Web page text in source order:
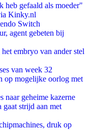
heb gefaald als moeder"
Kinky.nl
Switch
agent gebeten bij
embryo van ander stel
van week 32
op mogelijke oorlog met
naar geheime kazerne
strijd aan met
druk op